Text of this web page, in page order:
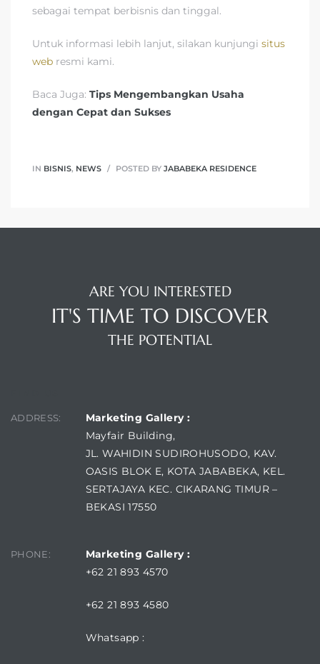
sebagai tempat berbisnis dan tinggal.
Untuk informasi lebih lanjut, silakan kunjungi situs
web resmi kami.
Baca Juga: Tips Mengembangkan Usaha
dengan Cepat dan Sukses
IN BISNIS, NEWS POSTED BY JABABEKA RESIDENCE
ARE YOU INTERESTED
IT'S TIME TO DISCOVER
THE POTENTIAL
ADDRESS:
Marketing Gallery :
Mayfair Building,
JL. WAHIDIN SUDIROHUSODO, KAV.
OASIS BLOK E, KOTA JABABEKA, KEL.
SERTAJAYA KEC. CIKARANG TIMUR –
BEKASI 17550
PHONE:
Marketing Gallery :
+62 21 893 4570
+62 21 893 4580
Whatsapp :